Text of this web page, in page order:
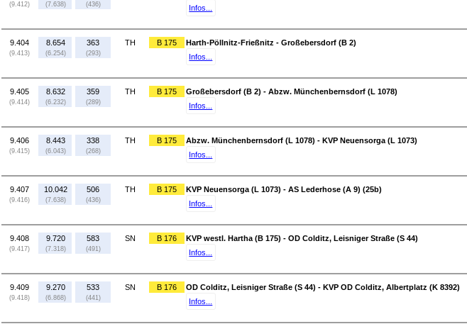
(9.412) (7.638) (436)
Infos...
9.404
(9.413)
8.654
(6.254)
363
(293)
TH B 175
Harth-Pöllnitz-Frießnitz - Großebersdorf (B 2)
Infos...
9.405
(9.414)
8.632
(6.232)
359
(289)
TH B 175
Großebersdorf (B 2) - Abzw. Münchenbernsdorf (L 1078)
Infos...
9.406
(9.415)
8.443
(6.043)
338
(268)
TH B 175
Abzw. Münchenbernsdorf (L 1078) - KVP Neuensorga (L 1073)
Infos...
9.407
(9.416)
10.042
(7.638)
506
(436)
TH B 175
KVP Neuensorga (L 1073) - AS Lederhose (A 9) (25b)
Infos...
9.408
(9.417)
9.720
(7.318)
583
(491)
SN B 176
KVP westl. Hartha (B 175) - OD Colditz, Leisniger Straße (S 44)
Infos...
9.409
(9.418)
9.270
(6.868)
533
(441)
SN B 176
OD Colditz, Leisniger Straße (S 44) - KVP OD Colditz, Albertplatz (K 8392)
Infos...